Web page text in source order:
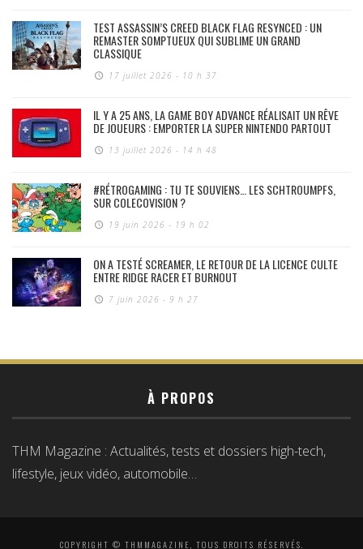
TEST ASSASSIN’S CREED BLACK FLAG RESYNCED : UN
REMASTER SOMPTUEUX QUI SUBLIME UN GRAND
CLASSIQUE
17 juillet 2026 - 10 h 37
IL Y A 25 ANS, LA GAME BOY ADVANCE RÉALISAIT UN RÊVE
DE JOUEURS : EMPORTER LA SUPER NINTENDO PARTOUT
13 juillet 2026 - 14 h 48
#RÉTROGAMING : TU TE SOUVIENS… LES SCHTROUMPFS,
SUR COLECOVISION ?
19 juin 2026 - 19 h 02
ON A TESTÉ SCREAMER, LE RETOUR DE LA LICENCE CULTE
ENTRE RIDGE RACER ET BURNOUT
7 juin 2026 - 9 h 27
À PROPOS
THM Magazine : Actualités, tests et dossiers high-tech,
lifestyle, jeux vidéo, automobile…
COPYRIGHT © THMMAGAZINE, TOUS DROITS RÉSERVÉS.